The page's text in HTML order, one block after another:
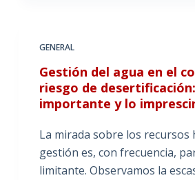
GENERAL
Gestión del agua en el
riesgo de
importante y lo
La mirada sobre los recursos
gestión es, con frecuencia,
limitante. Observamos la